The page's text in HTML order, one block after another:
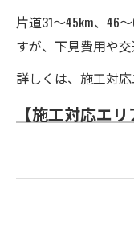
片道31～45km、46
すが、下見費用や
詳しくは、施工対
【施工対応エリ